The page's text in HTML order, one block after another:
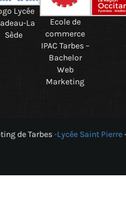
Lycée
La
Sède
Ecole de
commerce
IPAC Tarbes –
Bachelor
Web
Marketing
de Tarbes-Lycée Saint Pierre